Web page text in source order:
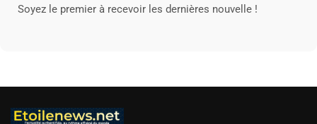
Soyez le premier à recevoir les dernières nouvelle !